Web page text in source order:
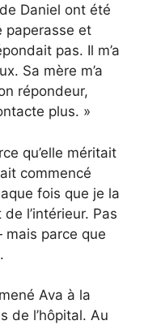
Daniel ont été
paperasse et
pas. Il m’a
Sa mère m’a
répondeur,
plus. »
qu’elle méritait
commencé
fois que je la
l’intérieur. Pas
mais parce que
Ava à la
de l’hôpital. Au